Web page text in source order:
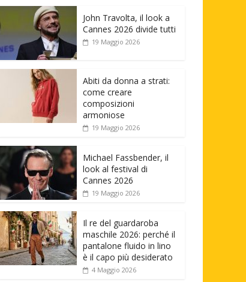
John Travolta, il look a
Cannes 2026 divide tutti
19 Maggio 2026
Abiti da donna a strati:
come creare
composizioni
armoniose
19 Maggio 2026
Michael Fassbender, il
look al festival di
Cannes 2026
19 Maggio 2026
Il re del guardaroba
maschile 2026: perché il
pantalone fluido in lino
è il capo più desiderato
4 Maggio 2026